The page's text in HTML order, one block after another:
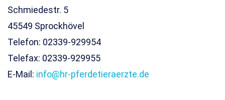
Schmiedestr. 5
45549 Sprockhövel
Telefon: 02339-929954
Telefax: 02339-929955
E-Mail: info@hr-pferdetieraerzte.de